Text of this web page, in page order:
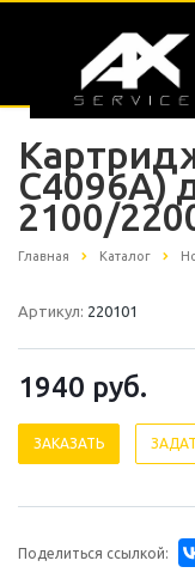
C4096A)
2100/
Главная Каталог
Артикул: 220101
1940 руб.
ЗАКАЗАТЬ
Поделиться ссылкой: